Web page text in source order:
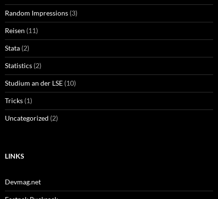
Random Impressions (3)
Reisen (11)
Stata (2)
Statistics (2)
Studium an der LSE (10)
Tricks (1)
Uncategorized (2)
LINKS
Devmag.net